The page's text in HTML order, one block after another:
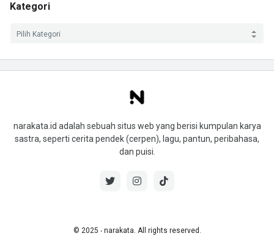
Kategori
narakata.id adalah sebuah situs web yang berisi kumpulan karya
sastra, seperti cerita pendek (cerpen), lagu, pantun, peribahasa,
dan puisi.
© 2025 ‧ narakata. All rights reserved.